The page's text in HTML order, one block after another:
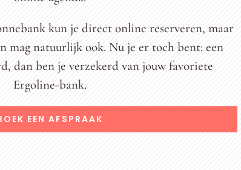
kun je direct online reserveren, maar
mag natuurlijk ook. Nu je er toch bent: een
dan ben je verzekerd van jouw favoriete
Ergoline-bank.
EEN AFSPRAAK